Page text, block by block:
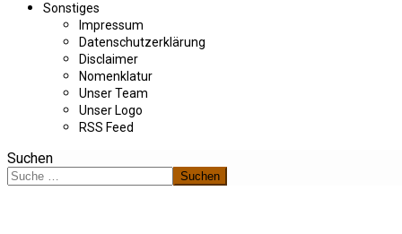
Sonstiges
Impressum
Datenschutzerklärung
Disclaimer
Nomenklatur
Unser Team
Unser Logo
RSS Feed
Suchen
Suchen